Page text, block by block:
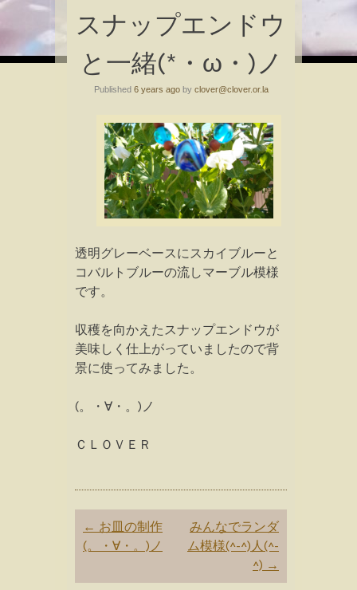
Skip
to
content
スナップエンドウ
と一緒(*・ω・)ノ
Published 6 years agoby clover@clover.or.la
透明グレーベースにスカイブルーと
コバルトブルーの流しマーブル模様
です。
収穫を向かえたスナップエンドウが
美味しく仕上がっていましたので背
景に使ってみました。
(。・∀・。)ノ
ＣＬＯＶＥＲ
Post
navigation
← お皿の制作
(。・∀・。)ノ
みんなでランダ
ム模様(^-^)人(^-
^) →